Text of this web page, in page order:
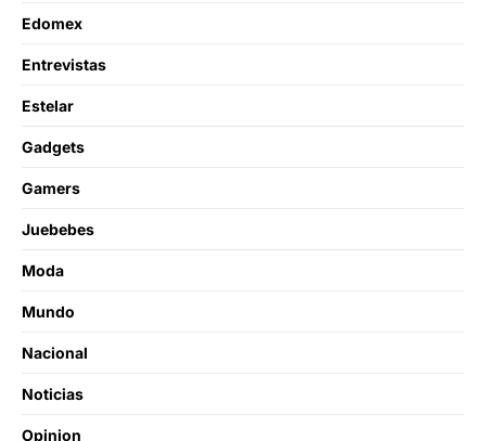
Edomex
Entrevistas
Estelar
Gadgets
Gamers
Juebebes
Moda
Mundo
Nacional
Noticias
Opinion